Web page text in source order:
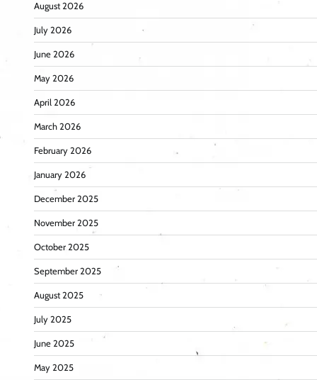
August 2026
July 2026
June 2026
May 2026
April 2026
March 2026
February 2026
January 2026
December 2025
November 2025
October 2025
September 2025
August 2025
July 2025
June 2025
May 2025